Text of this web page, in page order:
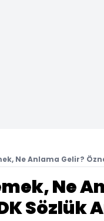
Ne Anlama Gelir?
Ne
Sözlük